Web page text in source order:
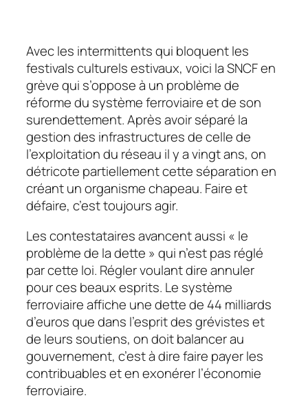
Avec les intermittents qui bloquent les
festivals culturels estivaux, voici la SNCF en
grève qui s’oppose à un problème de
réforme du système ferroviaire et de son
surendettement. Après avoir séparé la
gestion des infrastructures de celle de
l’exploitation du réseau il y a vingt ans, on
détricote partiellement cette séparation en
créant un organisme chapeau. Faire et
défaire, c’est toujours agir.
Les contestataires avancent aussi « le
problème de la dette » qui n’est pas réglé
par cette loi. Régler voulant dire annuler
pour ces beaux esprits. Le système
ferroviaire affiche une dette de 44 milliards
d’euros que dans l’esprit des grévistes et
de leurs soutiens, on doit balancer au
gouvernement, c’est à dire faire payer les
contribuables et en exonérer l’économie
ferroviaire.